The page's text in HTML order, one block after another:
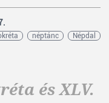
néptánc Népdal
és XLV.